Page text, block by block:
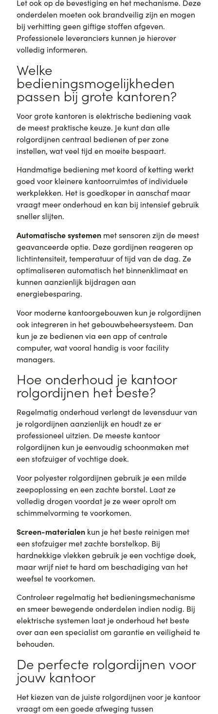
Let ook op de bevestiging en het mechanisme. Deze
onderdelen moeten ook brandveilig zijn en mogen
bij verhitting geen giftige stoffen afgeven.
Professionele leveranciers kunnen je hierover
volledig informeren.
Welke
bedieningsmogelijkheden
passen bij grote kantoren?
Voor grote kantoren is elektrische bediening vaak
de meest praktische keuze. Je kunt dan alle
rolgordijnen centraal bedienen of per zone
instellen, wat veel tijd en moeite bespaart.
Handmatige bediening met koord of ketting werkt
goed voor kleinere kantoorruimtes of individuele
werkplekken. Het is goedkoper in aanschaf maar
vraagt meer onderhoud en kan bij intensief gebruik
sneller slijten.
Automatische systemenmet sensoren zijn de meest
geavanceerde optie. Deze gordijnen reageren op
lichtintensiteit, temperatuur of tijd van de dag. Ze
optimaliseren automatisch het binnenklimaat en
kunnen aanzienlijk bijdragen aan
energiebesparing.
Voor moderne kantoorgebouwen kun je rolgordijnen
ook integreren in het gebouwbeheersysteem. Dan
kun je ze bedienen via een app of centrale
computer, wat vooral handig is voor facility
managers.
Hoe onderhoud je kantoor
rolgordijnen het beste?
Regelmatig onderhoud verlengt de levensduur van
je rolgordijnen aanzienlijk en houdt ze er
professioneel uitzien. De meeste kantoor
rolgordijnen kun je eenvoudig schoonmaken met
een stofzuiger of vochtige doek.
Voor polyester rolgordijnen gebruik je een milde
zeepoplossing en een zachte borstel. Laat ze
volledig drogen voordat je ze weer oprolt om
schimmelvorming te voorkomen.
Screen-materialenkun je het beste reinigen met
een stofzuiger met zachte borstelkop. Bij
hardnekkige vlekken gebruik je een vochtige doek,
maar wrijf niet te hard om beschadiging van het
weefsel te voorkomen.
Controleer regelmatig het bedieningsmechanisme
en smeer bewegende onderdelen indien nodig. Bij
elektrische systemen laat je onderhoud het beste
over aan een specialist om garantie en veiligheid te
behouden.
De perfecte rolgordijnen voor
jouw kantoor
Het kiezen van de juiste rolgordijnen voor je kantoor
vraagt om een goede afweging tussen